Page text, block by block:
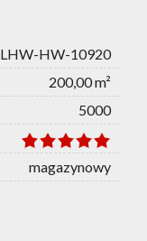
LHW-HW-10920
200,00 m²
5000
magazynowy